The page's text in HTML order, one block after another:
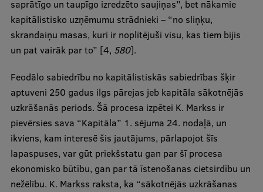
saprātīgo un taupīgo izredzēto saujiņas”, bet nākamie
kapitālistisko uzņēmumu strādnieki – “no sliņķu,
skrandaiņu masas, kuri ir noplītējuši visu, kas tiem bijis
un pat vairāk par to” [4, 580].
Feodālo sabiedrību no kapitālistiskās sabiedrības šķir
aptuveni 250 gadus ilgs pārejas jeb kapitāla sākotnējās
uzkrāšanās periods. Šā procesa izpētei K. Markss ir
pievērsies sava “Kapitāla” 1. sējuma 24. nodaļā, un
ikviens, kam interesē šis jautājums, pārlapojot šīs
lapaspuses, var gūt priekšstatu gan par šī procesa
ekonomisko būtību, gan par tā īstenošanas cietsirdību un
nežēlību. K. Markss raksta, ka “sākotnējās uzkrāšanas